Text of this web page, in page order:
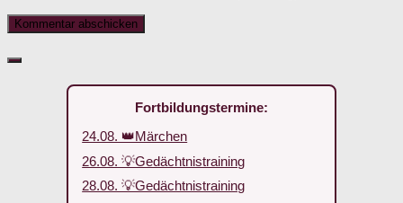
Fortbildungstermine:
24.08. 👑Märchen
26.08. 💡Gedächtnistraining
28.08. 💡Gedächtnistraining